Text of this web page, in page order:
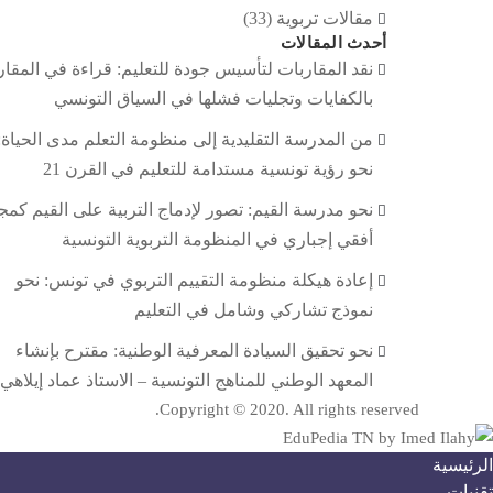
مقالات تربوية (33)
أحدث المقالات
نقد المقاربات لتأسيس جودة للتعليم: قراءة في
بالكفايات وتجليات فشلها في السياق التونسي
من المدرسة التقليدية إلى منظومة التعلم مدى
نحو رؤية تونسية مستدامة للتعليم في القرن 21
نحو مدرسة القيم: تصور لإدماج التربية على القيم
أفقي إجباري في المنظومة التربوية التونسية
إعادة هيكلة منظومة التقييم التربوي في تونس: نحو
نموذج تشاركي وشامل في التعليم
نحو تحقيق السيادة المعرفية الوطنية: مقترح بإنشاء
المعهد الوطني للمناهج التونسية – الاستاذ عماد إيلاهي
Copyright © 2020. All rights reserved.
الرئيسية